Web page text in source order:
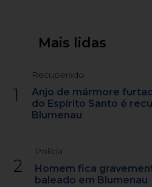
Mais lidas
1
Recuperado
Anjo de mármore
do Espírito Santo é
Blumenau
2
Polícia
Homem fica
baleado em Blumenau